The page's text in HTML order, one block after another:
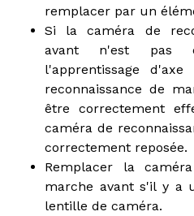
remplacer par un
Si la caméra de
avant n'est pas
l'apprentissage
reconnaissance de
être correctement
caméra de
correctement reposée.
Remplacer la
marche avant s'il y a
lentille de caméra.